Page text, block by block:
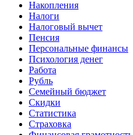
Накопления
Налоги
Налоговый вычет
Пенсия
Персональные финансы
Психология денег
Работа
Рубль
Семейный бюджет
Скидки
Статистика
Страховка